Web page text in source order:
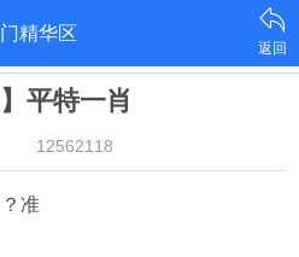
精华区
返回
平特一肖
12562118
准